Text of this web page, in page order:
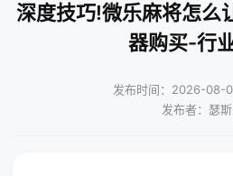
深度技巧!微乐麻将怎么
器购买-行
发布时间：2026-08-
发布者：瑟